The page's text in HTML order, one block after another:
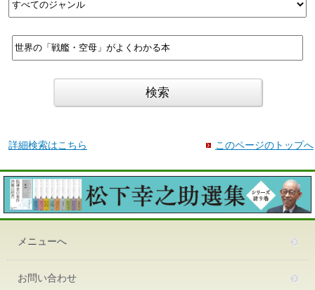
詳細検索はこちら このページのトップへ
メニューへ
お問い合わせ